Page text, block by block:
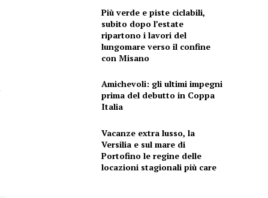
Più verde e piste ciclabili,
subito dopo l’estate
ripartono i lavori del
lungomare verso il confine
con Misano
Amichevoli: gli ultimi impegni
prima del debutto in Coppa
Italia
Vacanze extra lusso, la
Versilia e sul mare di
Portofino le regine delle
locazioni stagionali più care